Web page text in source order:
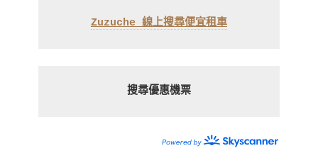
Zuzuche 線上搜尋便宜租車
搜尋優惠機票